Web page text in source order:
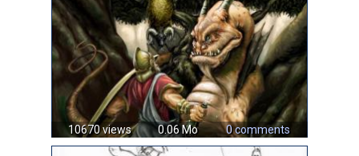
10670 views 0.06 Mo 0 comments